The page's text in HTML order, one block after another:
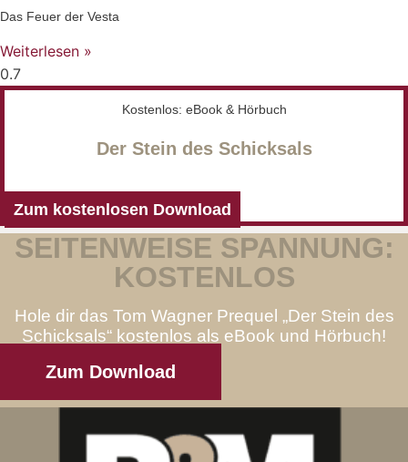
Das Feuer der Vesta
Weiterlesen »
Kostenlos: eBook & Hörbuch
Der Stein des Schicksals
Zum kostenlosen Download
SEITENWEISE SPANNUNG:
KOSTENLOS
Hole dir das Tom Wagner Prequel „Der Stein des
Schicksals“ kostenlos als eBook und Hörbuch!
Zum Download